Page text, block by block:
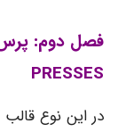
PRESSES
در این نوع